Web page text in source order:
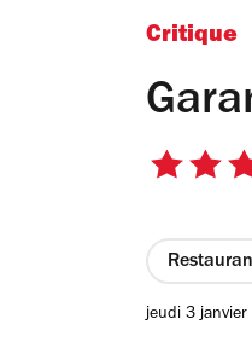
Critique
4
jeudi 3